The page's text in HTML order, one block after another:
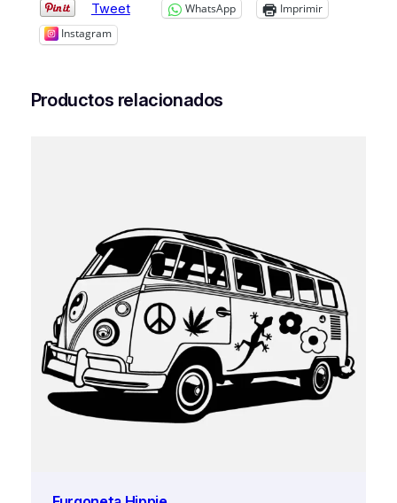
Tweet WhatsApp
Imprimir
Instagram
Productos relacionados